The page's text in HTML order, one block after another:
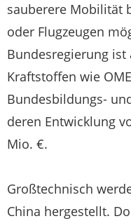
sauberere Mobilität
oder Flugzeugen
Bundesregierung
Kraftstoffen wie
Bundesbildungs-
deren Entwicklung
Mio. €.
Großtechnisch
China hergestellt.